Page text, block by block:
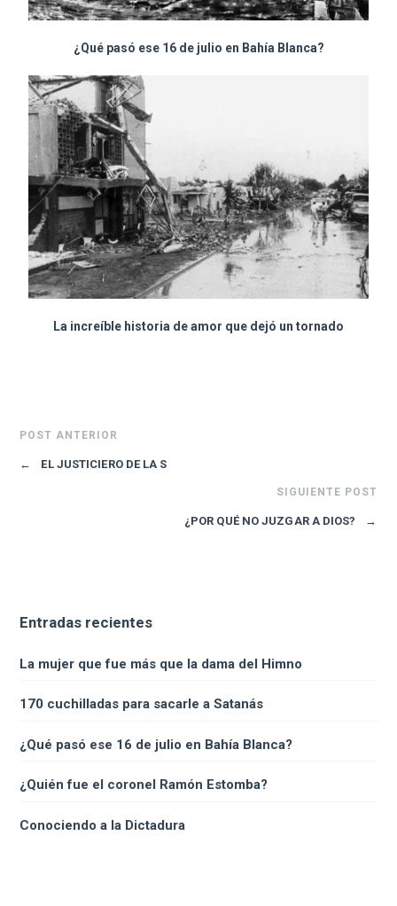
¿Qué pasó ese 16 de julio en Bahía Blanca?
La increíble historia de amor que dejó un tornado
POST ANTERIOR
← EL JUSTICIERO DE LA S
SIGUIENTE POST
¿POR QUÉ NO JUZGAR A DIOS? →
Entradas recientes
La mujer que fue más que la dama del Himno
170 cuchilladas para sacarle a Satanás
¿Qué pasó ese 16 de julio en Bahía Blanca?
¿Quién fue el coronel Ramón Estomba?
Conociendo a la Dictadura